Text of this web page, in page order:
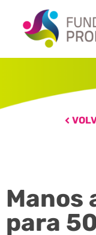
Manos
para